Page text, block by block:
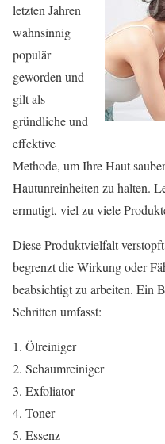
letzten Jahren
wahnsinnig
populär
geworden und
gilt als
gründliche und
effektive
Methode, um Ihre Haut
Hautunreinheiten zu halten.
ermutigt, viel zu viele
Diese Produktvielfalt
begrenzt die Wirkung oder
beabsichtigt zu arbeiten. Ein
Schritten umfasst:
Ölreiniger
Schaumreiniger
Exfoliator
Toner
Essenz